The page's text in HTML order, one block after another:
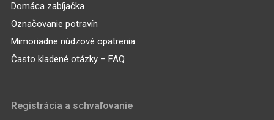
Domáca zabíjačka
Označovanie potravín
Mimoriadne núdzové opatrenia
Často kladené otázky – FAQ
Registrácia a schvaľovanie